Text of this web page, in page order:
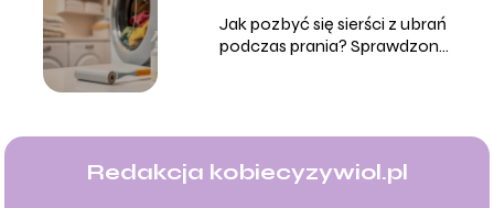
Jak pozbyć się sierści z ubrań
podczas prania? Sprawdzone
Redakcja kobiecyzywiol.pl